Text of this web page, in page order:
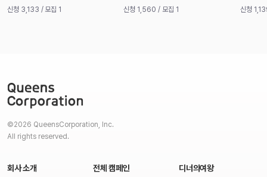
신청 3,133 / 모집 1 신청 1,560 / 모집 1 신청
©2026 QueensCorporation, Inc.
All rights reserved.
회사 소개 전체 캠페인 디너의여왕